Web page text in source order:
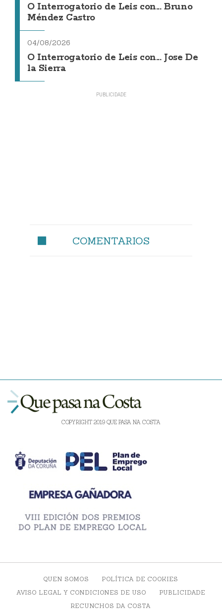
O Interrogatorio de Leis con... Bruno
Méndez Castro
04/08/2026
O Interrogatorio de Leis con... Jose De
la Sierra
COMENTARIOS
COPYRIGHT 2019 QUE PASA NA COSTA
QUEN SOMOS
POLÍTICA DE COOKIES
AVISO LEGAL Y CONDICIONES DE USO
PUBLICIDADE
RECUNCHOS DA COSTA